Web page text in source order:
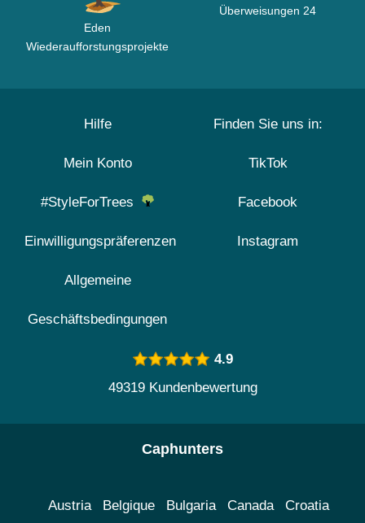
Eden
Wiederaufforstungsprojekte
Überweisungen 24
Hilfe
Mein Konto
#StyleForTrees
Einwilligungspräferenzen
Allgemeine
Geschäftsbedingungen
Finden Sie uns in:
TikTok
Facebook
Instagram
4.9
49319 Kundenbewertung
Caphunters
Austria Belgique Bulgaria Canada Croatia